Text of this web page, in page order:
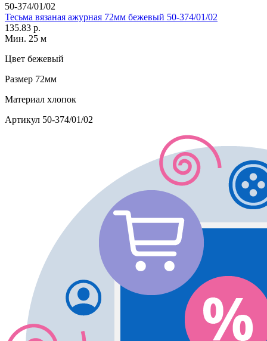
50-374/01/02
Тесьма вязаная ажурная 72мм бежевый 50-374/01/02
135.83 р.
Мин. 25 м
Цвет бежевый
Размер 72мм
Материал хлопок
Артикул 50-374/01/02